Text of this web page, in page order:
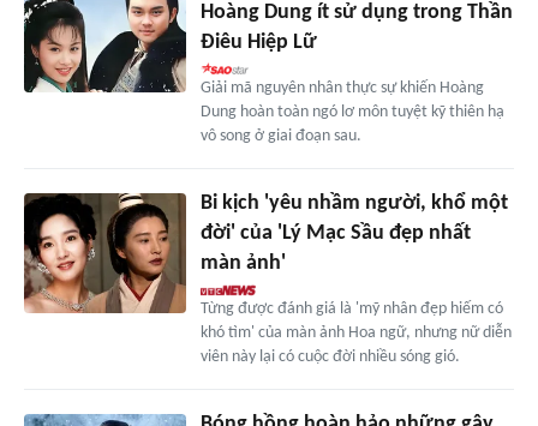
Hoàng Dung ít sử dụng trong Thần
Điêu Hiệp Lữ
Giải mã nguyên nhân thực sự khiến Hoàng
Dung hoàn toàn ngó lơ môn tuyệt kỹ thiên hạ
vô song ở giai đoạn sau.
Bi kịch 'yêu nhầm người, khổ một
đời' của 'Lý Mạc Sầu đẹp nhất
màn ảnh'
Từng được đánh giá là 'mỹ nhân đẹp hiếm có
khó tìm' của màn ảnh Hoa ngữ, nhưng nữ diễn
viên này lại có cuộc đời nhiều sóng gió.